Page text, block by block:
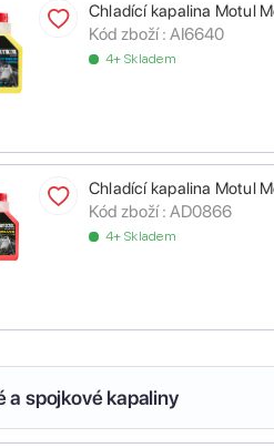
Chladící kapalina Motul
Kód zboží : AI6640
4+ Skladem
Chladící kapalina Motul
Kód zboží : AD0866
4+ Skladem
a spojkové kapaliny